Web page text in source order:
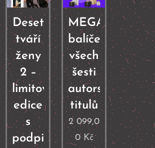
Deset
tváří
ženy
2 –
limitovaná
edice
s
podpisem
MEGA
balíček
všech
šesti
autorských
titulů
2 099,0
0Kč